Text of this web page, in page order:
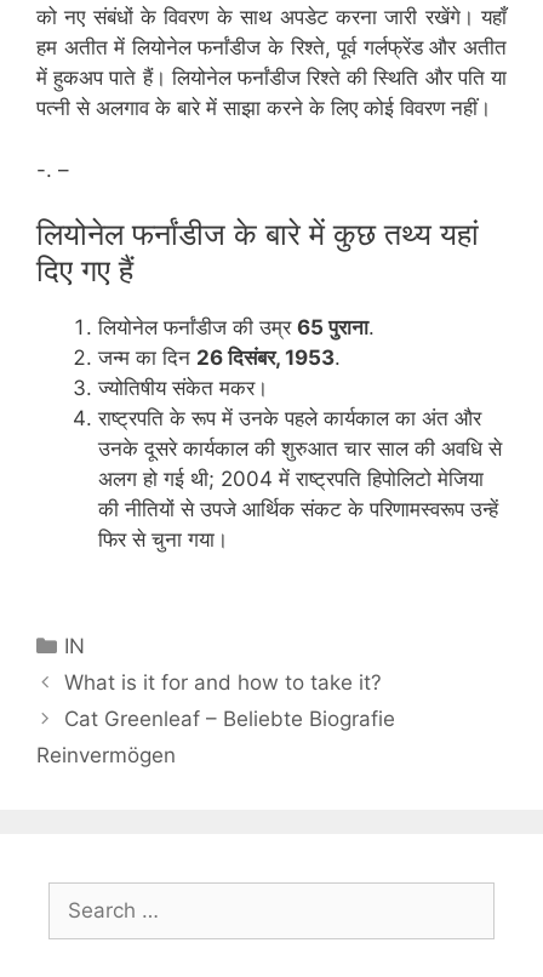
को नए संबंधों के विवरण के साथ अपडेट करना जारी रखेंगे। यहाँ
हम अतीत में लियोनेल फर्नांडीज के रिश्ते, पूर्व गर्लफ्रेंड और अतीत
में हुकअप पाते हैं। लियोनेल फर्नांडीज रिश्ते की स्थिति और पति या
पत्नी से अलगाव के बारे में साझा करने के लिए कोई विवरण नहीं।
-. –
लियोनेल फर्नांडीज के बारे में कुछ तथ्य यहां
दिए गए हैं
लियोनेल फर्नांडीज की उम्र 65 पुराना.
जन्म का दिन 26 दिसंबर, 1953.
ज्योतिषीय संकेत मकर।
राष्ट्रपति के रूप में उनके पहले कार्यकाल का अंत और
उनके दूसरे कार्यकाल की शुरुआत चार साल की अवधि से
अलग हो गई थी; 2004 में राष्ट्रपति हिपोलिटो मेजिया
की नीतियों से उपजे आर्थिक संकट के परिणामस्वरूप उन्हें
फिर से चुना गया।
Categories
IN
What is it for and how to take it?
Cat Greenleaf – Beliebte Biografie
Reinvermögen
for: